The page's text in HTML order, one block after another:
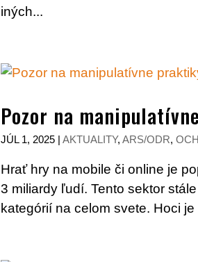
iných...
Pozor na
JÚL 1, 2025 |AKTUALITY,ARS/ODR,
Hrať hry na mobile či online je
3 miliardy ľudí. Tento sektor
kategórií na celom svete. Hoci